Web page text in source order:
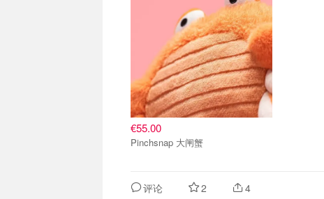
€55.00
Pinchsnap 大闸蟹
评论 2 4